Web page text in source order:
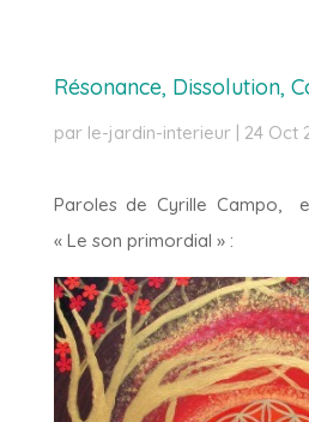
Résonance, Dissolution,
par le-jardin-interieur| 24 Oct
Paroles de Cyrille Campo,
« Le son primordial » :